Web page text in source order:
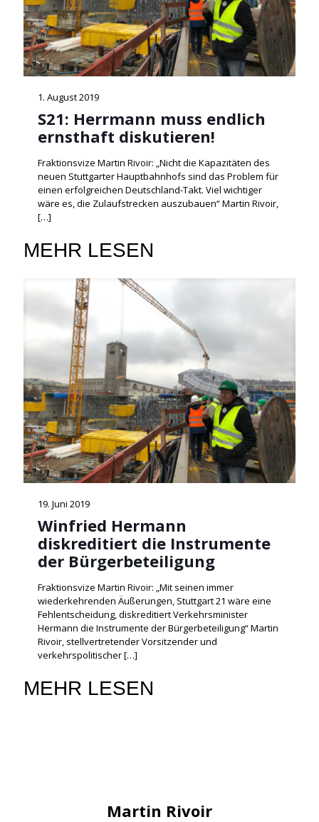
1. August 2019
S21: Herrmann muss endlich
ernsthaft diskutieren!
Fraktionsvize Martin Rivoir: „Nicht die Kapazitäten des
neuen Stuttgarter Hauptbahnhofs sind das Problem für
einen erfolgreichen Deutschland-Takt. Viel wichtiger
wäre es, die Zulaufstrecken auszubauen“ Martin Rivoir,
[…]
MEHR LESEN
19. Juni 2019
Winfried Hermann
diskreditiert die Instrumente
der Bürgerbeteiligung
Fraktionsvize Martin Rivoir: „Mit seinen immer
wiederkehrenden Äußerungen, Stuttgart 21 wäre eine
Fehlentscheidung, diskreditiert Verkehrsminister
Hermann die Instrumente der Bürgerbeteiligung“ Martin
Rivoir, stellvertretender Vorsitzender und
verkehrspolitischer[…]
MEHR LESEN
Martin Rivoir